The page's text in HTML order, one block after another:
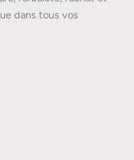
dans tous vos